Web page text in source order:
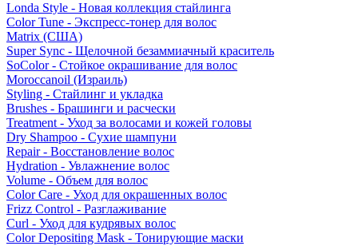
Londa Style - Новая коллекция стайлинга
Color Tune - Экспресс-тонер для волос
Matrix (США)
Super Sync - Щелочной безаммиачный краситель
SoColor - Стойкое окрашивание для волос
Moroccanoil (Израиль)
Styling - Стайлинг и укладка
Brushes - Брашинги и расчески
Treatment - Уход за волосами и кожей головы
Dry Shampoo - Сухие шампуни
Repair - Восстановление волос
Hydration - Увлажнение волос
Volume - Объем для волос
Color Care - Уход для окрашенных волос
Frizz Control - Разглаживание
Curl - Уход для кудрявых волос
Color Depositing Mask - Тонирующие маски